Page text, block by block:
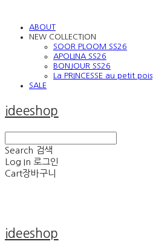
ABOUT
NEW COLLECTION
SOOR PLOOM SS26
APOLINA SS26
BONJOUR SS26
La PRINCESSE au petit pois
SALE
ideeshop
Search 검색
Log In 로그인
Cart장바구니
ideeshop